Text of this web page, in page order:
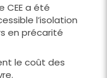
CEE a été
l’isolation
en précarité
le coût des